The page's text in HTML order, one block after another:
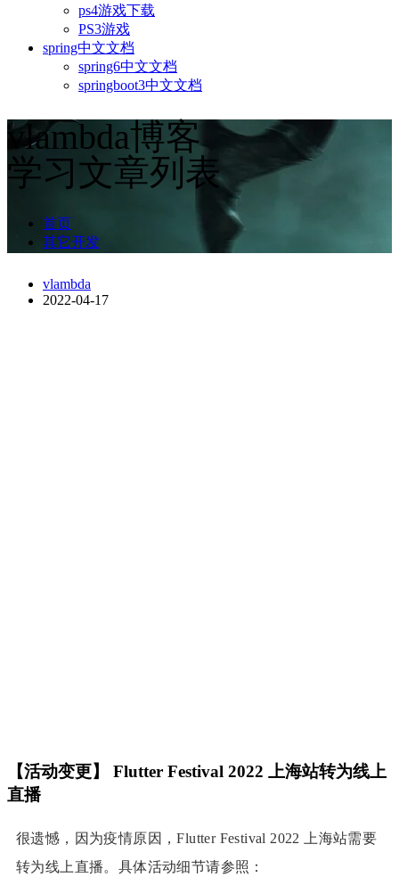
ps4游戏下载
PS3游戏
spring中文文档
spring6中文文档
springboot3中文文档
vlambda博客
学习文章列表
首页
其它开发
vlambda
2022-04-17
【活动变更】 Flutter Festival 2022 上海站转为线上
直播
很遗憾，因为疫情原因，Flutter Festival 2022 上海站需要
转为线上直播。具体活动细节请参照：